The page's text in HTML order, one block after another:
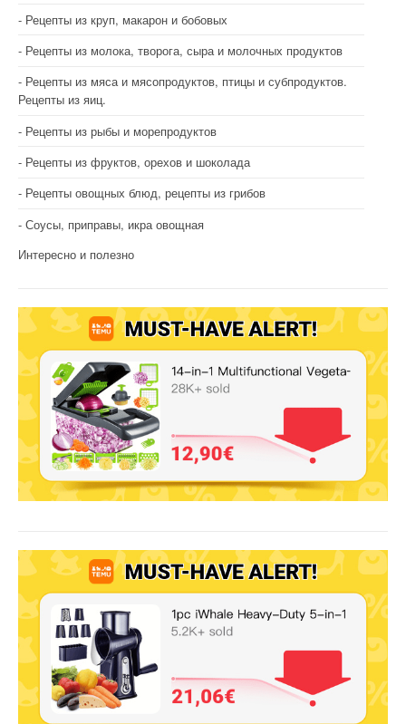
Рецепты из круп, макарон и бобовых
Рецепты из молока, творога, сыра и молочных продуктов
Рецепты из мяса и мясопродуктов, птицы и субпродуктов.
Рецепты из яиц.
Рецепты из рыбы и морепродуктов
Рецепты из фруктов, орехов и шоколада
Рецепты овощных блюд, рецепты из грибов
Соусы, приправы, икра овощная
Интересно и полезно